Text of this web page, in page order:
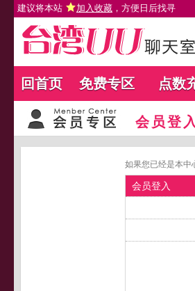
建议将本站 加入收藏 ，方便日后找寻
回首页 免费专区 点数
会员登入
如果您已经是本中
会员登入